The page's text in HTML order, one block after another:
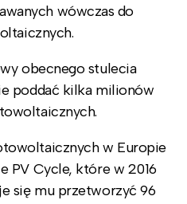
wówczas do
obecnego stulecia
poddać kilka milionów
w Europie
PV Cycle, które w 2016
się mu przetworzyć 96